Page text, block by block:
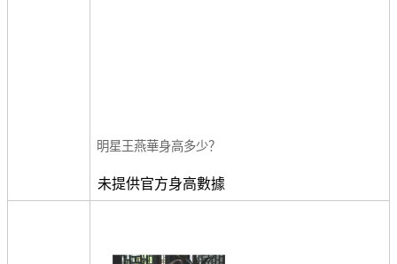
明星王燕華身高多少？
未提供官方身高數據